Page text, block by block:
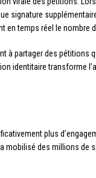
signature
en temps réel le nombre
à partager des pétitions
identitaire transforme
plus
des millions de